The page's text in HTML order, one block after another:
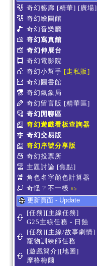
奇幻藝廊 [精華] [廣場]
奇幻繪圖館
奇幻音樂廳
奇幻寫真館
奇幻伸展台
奇幻電影院
奇幻小幫手 [走私販]
奇幻圖書館
奇幻氣象局
奇幻留言版 [精華區]
奇幻閒聊區
奇幻遊戲看板查詢器
奇幻交易版
奇幻序號分享版
奇幻投票所
主題討論 [焦點]
角色名字顏色計算器
奇怪？不一樣 #5
更新頁面 - Update
[任務][主線任務]
G25主線任務 - 日蝕
[任務][主線/故事劇情]
寵物訓練師任務
[遊戲簡介][地圖]
摩格梅爾